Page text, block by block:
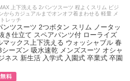
上下洗える 2パンツスーツ 程よくスリム ビジ
からカジュアルまでオンオフ着まわせる 軽量 メ
レッチ
ンツスーツ 2つボタン スリム ノータッ
き仕立て スペアパンツ付 ローライズ
マックス上下洗える ウォッシャブル 春
シーズン 吸水速乾 メンズスーツ オシャ
ネス 新生活 入学式 入園式 卒業式 卒園